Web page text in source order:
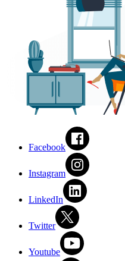
Facebook
Instagram
LinkedIn
Twitter
Youtube